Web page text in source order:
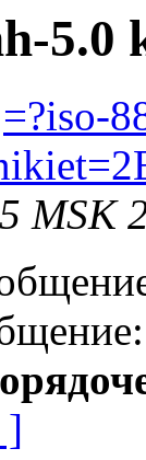
5.0
=?iso-
MSK
]